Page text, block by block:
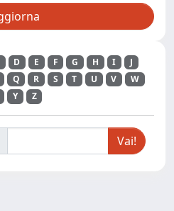
D E F G H I
J
Q R S T U V
W
Y Z